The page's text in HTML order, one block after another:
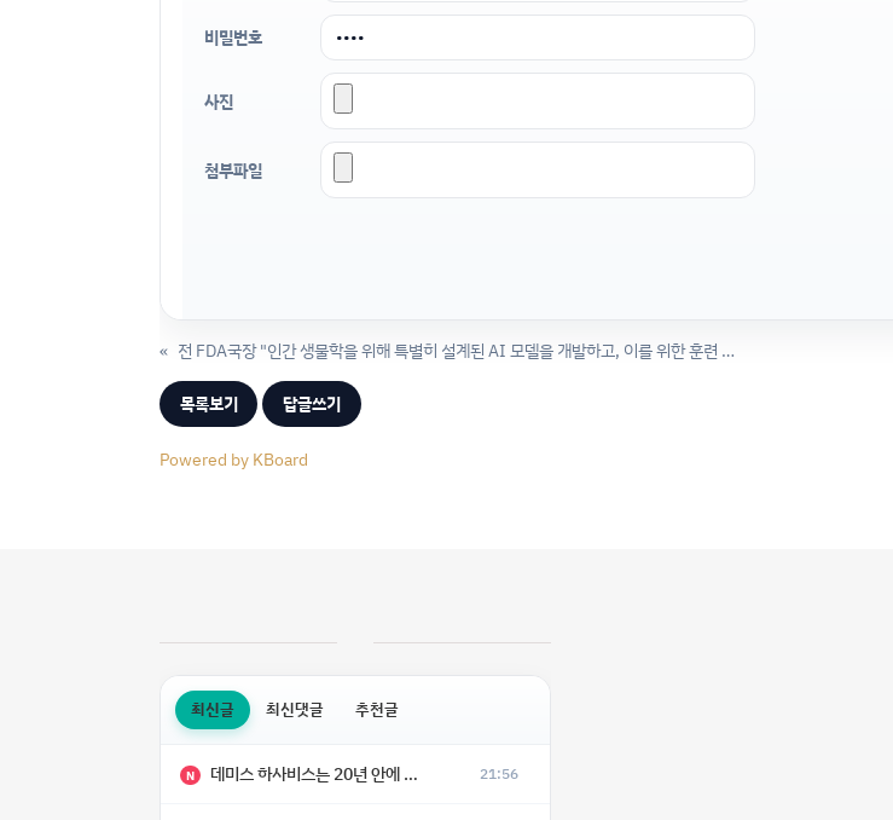
비밀번호
사진
첨부파일
« 전 FDA국장 "인간 생물학을 위해 특별히 설계된 AI 모델을 개발하고, 이를 위한 훈련 세트를 구축하는 것이 다음 변곡점이 될 것"
목록보기 답글쓰기
Powered by KBoard
최신글 최신댓글 추천글
N 데미스 하사비스는 20년 안에 모든 질병이 치료될 것으로 예상한다. 21:56